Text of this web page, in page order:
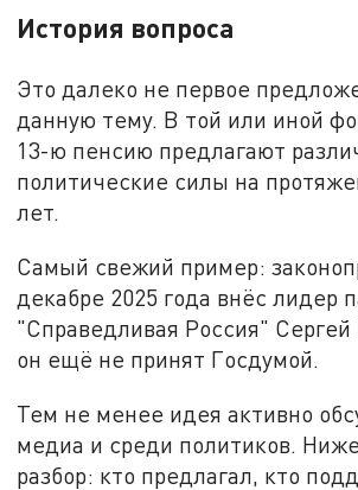
История вопроса
Это далеко не первое
данную тему. В той или иной
13-ю пенсию предлагают
политические силы на
лет.
Самый свежий пример:
декабре 2025 года внёс лидер
"Справедливая Россия"
он ещё не принят Госдумой.
Тем не менее идея активно
медиа и среди политиков.
разбор: кто предлагал, кто